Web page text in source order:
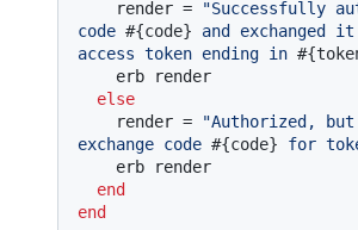
    render =
"Successfully
code #{code} and exchanged
access token ending in
else
    render =
"Authorized,
exchange code #{code} for
end
end